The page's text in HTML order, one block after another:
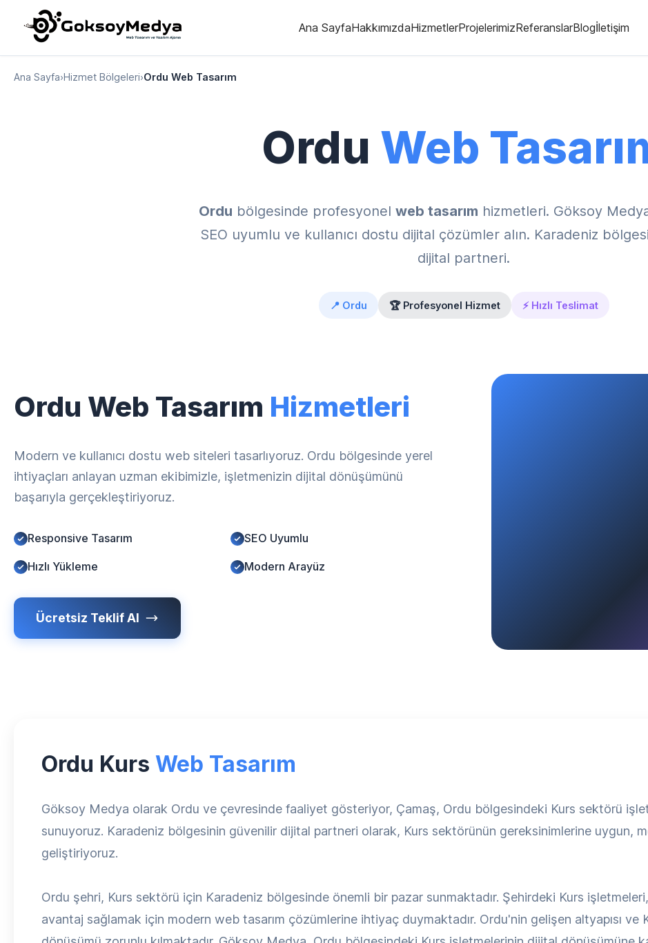
Ana SayfaHakkımızdaHizmetlerProjelerimizReferanslarBlogİletişim
Ana Sayfa›Hizmet Bölgeleri›Ordu Web Tasarım
Ordu Web
Ordu bölgesinde profesyonel web tasarım hizmetleri. Göksoy
SEO uyumlu ve kullanıcı dostu dijital çözümler alın. Karadeniz
dijital partneri.
📍 Ordu 🏆 Profesyonel Hizmet ⚡ Hızlı Teslimat
Ordu Web Tasarım Hizmetleri
Modern ve kullanıcı dostu web siteleri tasarlıyoruz. Ordu bölgesinde yerel
ihtiyaçları anlayan uzman ekibimizle, işletmenizin dijital dönüşümünü
başarıyla gerçekleştiriyoruz.
Responsive Tasarım SEO Uyumlu
Hızlı Yükleme Modern Arayüz
Ücretsiz Teklif Al
Ordu Kurs Web Tasarım
Göksoy Medya olarak Ordu ve çevresinde faaliyet gösteriyor, Çamaş, Ordu bölgesindeki Kurs sektörü
sunuyoruz. Karadeniz bölgesinin güvenilir dijital partneri olarak, Kurs sektörünün gereksinimlerine uygun,
geliştiriyoruz.
Ordu şehri, Kurs sektörü için Karadeniz bölgesinde önemli bir pazar sunmaktadır. Şehirdeki Kurs
avantaj sağlamak için modern web tasarım çözümlerine ihtiyaç duymaktadır. Ordu'nin gelişen altyapısı